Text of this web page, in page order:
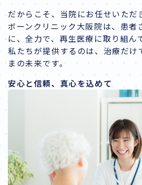
だからこそ、当院にお任せいただ
ボーンクリニック大阪院は、患者
に、全力で、再生医療に取り組ん
私たちが提供するのは、治療だけ
まの未来です。
安心と信頼、真心を込めて